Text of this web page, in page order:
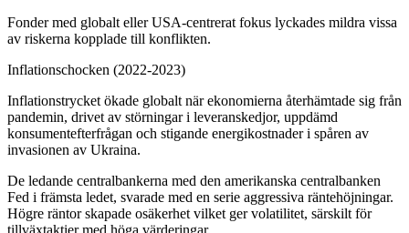
Fonder med globalt eller USA-centrerat fokus lyckades mildra vissa
av riskerna kopplade till konflikten.
Inflationschocken (2022-2023)
Inflationstrycket ökade globalt när ekonomierna återhämtade sig från
pandemin, drivet av störningar i leveranskedjor, uppdämd
konsumentefterfrågan och stigande energikostnader i spåren av
invasionen av Ukraina.
De ledande centralbankerna med den amerikanska centralbanken
Fed i främsta ledet, svarade med en serie aggressiva räntehöjningar.
Högre räntor skapade osäkerhet vilket ger volatilitet, särskilt för
tillväxtaktier med höga värderingar.